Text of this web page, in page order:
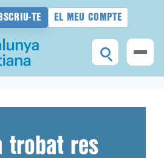
TE EL MEU COMPTE
trobat res